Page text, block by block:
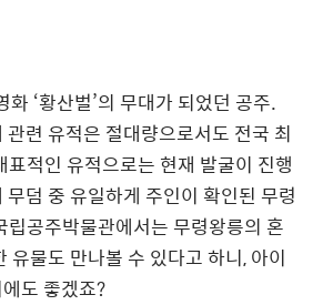
화 ‘황산벌’의 무대가 되었던 공주.
련 유적은 절대량으로서도 전국 최
적인 유적으로는 현재 발굴이 진행
덤 중 유일하게 주인이 확인된 무령
립공주박물관에서는 무령왕릉의 혼
유물도 만나볼 수 있다고 하니, 아이
도 좋겠죠?